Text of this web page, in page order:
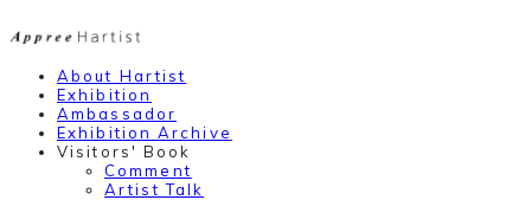
About Hartist
Exhibition
Ambassador
Exhibition Archive
Visitors' Book
Comment
Artist Talk